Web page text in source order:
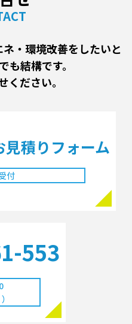
・環境改善をしたいと
も結構です。
ください。
積りフォーム
付
553